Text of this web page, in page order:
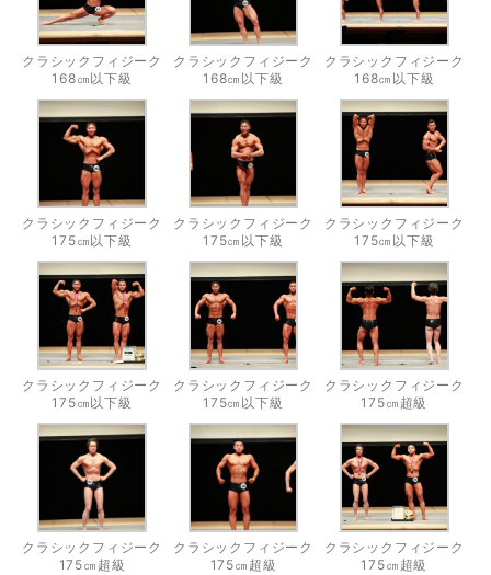
クラシックフィジーク
168㎝以下級
クラシックフィジーク
168㎝以下級
クラシックフィジーク
168㎝以下級
クラシックフィジーク
175㎝以下級
クラシックフィジーク
175㎝以下級
クラシックフィジーク
175㎝以下級
クラシックフィジーク
175㎝以下級
クラシックフィジーク
175㎝以下級
クラシックフィジーク
175㎝超級
クラシックフィジーク
175㎝超級
クラシックフィジーク
175㎝超級
クラシックフィジーク
175㎝超級